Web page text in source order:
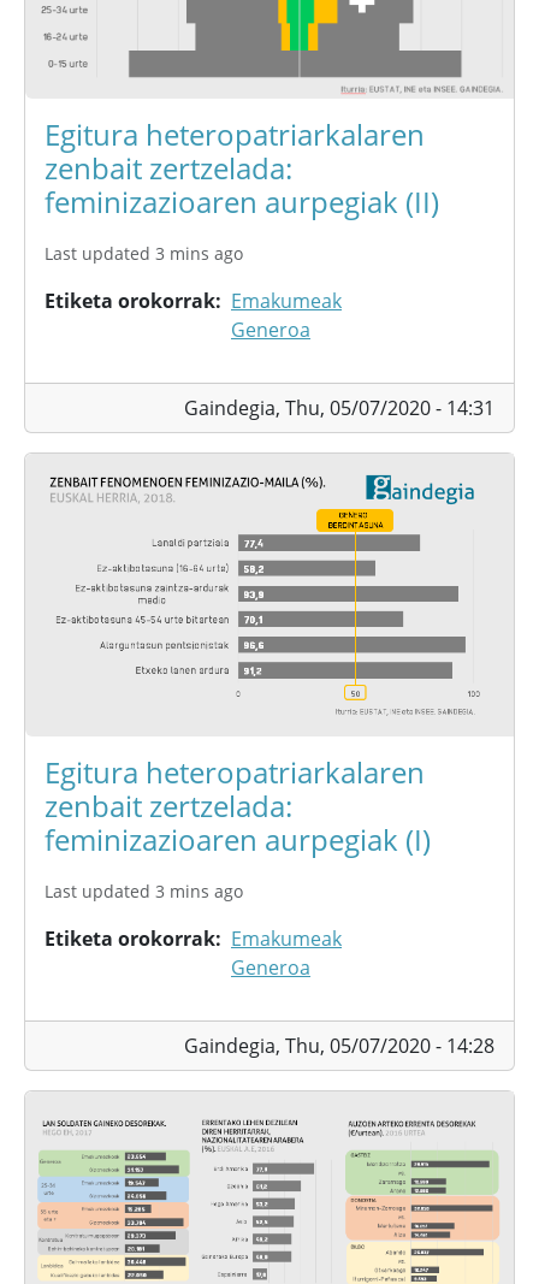
Egitura heteropatriarkalaren
zenbait zertzelada:
feminizazioaren aurpegiak (II)
Last updated 3 mins ago
Etiketa orokorrak
Emakumeak
Generoa
Gaindegia, Thu, 05/07/2020 - 14:31
Egitura heteropatriarkalaren
zenbait zertzelada:
feminizazioaren aurpegiak (I)
Last updated 3 mins ago
Etiketa orokorrak
Emakumeak
Generoa
Gaindegia, Thu, 05/07/2020 - 14:28